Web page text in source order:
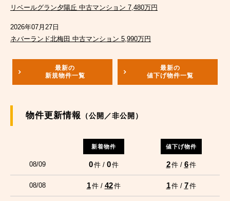
リベールグラン夕陽丘 中古マンション 7,480万円
2026年07月27日
ネバーランド北梅田 中古マンション 5,990万円
最新の
新規物件一覧
最新の
値下げ物件一覧
物件更新情報 （公開／非公開）
新着物件 値下げ物件
08/09 0件 / 0件 2件 / 6件
08/08 1件 / 42件 1件 / 7件